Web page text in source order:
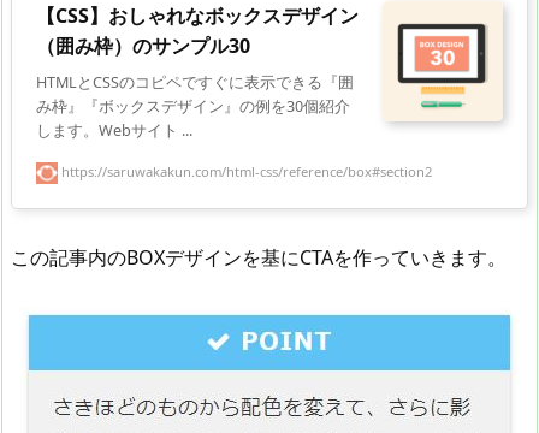
【CSS】おしゃれなボックスデザイン
（囲み枠）のサンプル30
HTMLとCSSのコピペですぐに表示できる『囲
み枠』『ボックスデザイン』の例を30個紹介
します。Webサイト ...
https://saruwakakun.com/html-css/reference/box#section2
この記事内のBOXデザインを基にCTAを作っていきます。